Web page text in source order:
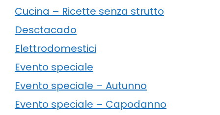
Cucina – Ricette senza strutto
Desctacado
Elettrodomestici
Evento speciale
Evento speciale – Autunno
Evento speciale – Capodanno